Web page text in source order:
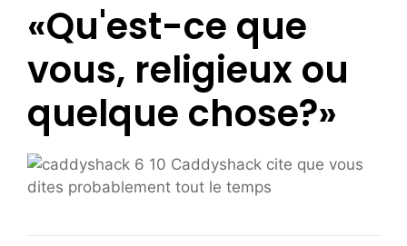
«Qu'est-ce que
vous, religieux ou
quelque chose?»